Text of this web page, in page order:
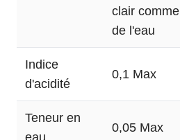
clair comme
de l'eau
Indice
d'acidité
0,1 Max
Teneur en
eau
0,05 Max